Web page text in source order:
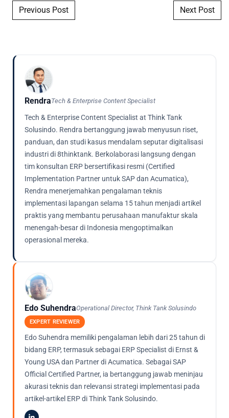
Post navigation
Previous Post Next Post
RendraTech & Enterprise Content Specialist
Tech & Enterprise Content Specialist at Think Tank
Solusindo. Rendra bertanggung jawab menyusun riset,
panduan, dan studi kasus mendalam seputar digitalisasi
industri di 8thinktank. Berkolaborasi langsung dengan
tim konsultan ERP bersertifikasi resmi (Certified
Implementation Partner untuk SAP dan Acumatica),
Rendra menerjemahkan pengalaman teknis
implementasi lapangan selama 15 tahun menjadi artikel
praktis yang membantu perusahaan manufaktur skala
menengah-besar di Indonesia mengoptimalkan
operasional mereka.
Edo SuhendraOperational Director, Think Tank Solusindo
EXPERT REVIEWER
Edo Suhendra memiliki pengalaman lebih dari 25 tahun di
bidang ERP, termasuk sebagai ERP Specialist di Ernst &
Young USA dan Partner di Acumatica. Sebagai SAP
Official Certified Partner, ia bertanggung jawab meninjau
akurasi teknis dan relevansi strategi implementasi pada
artikel-artikel ERP di Think Tank Solusindo.